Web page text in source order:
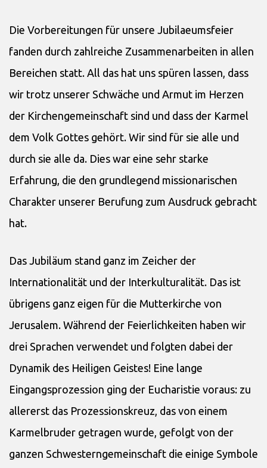
Die Vorbereitungen für unsere Jubilaeumsfeier
fanden durch zahlreiche Zusammenarbeiten in allen
Bereichen statt. All das hat uns spüren lassen, dass
wir trotz unserer Schwäche und Armut im Herzen
der Kirchengemeinschaft sind und dass der Karmel
dem Volk Gottes gehört. Wir sind für sie alle und
durch sie alle da. Dies war eine sehr starke
Erfahrung, die den grundlegend missionarischen
Charakter unserer Berufung zum Ausdruck gebracht
hat.
Das Jubiläum stand ganz im Zeicher der
Internationalität und der Interkulturalität. Das ist
übrigens ganz eigen für die Mutterkirche von
Jerusalem. Während der Feierlichkeiten haben wir
drei Sprachen verwendet und folgten dabei der
Dynamik des Heiligen Geistes! Eine lange
Eingangsprozession ging der Eucharistie voraus: zu
allererst das Prozessionskreuz, das von einem
Karmelbruder getragen wurde, gefolgt von der
ganzen Schwesterngemeinschaft die einige Symbole